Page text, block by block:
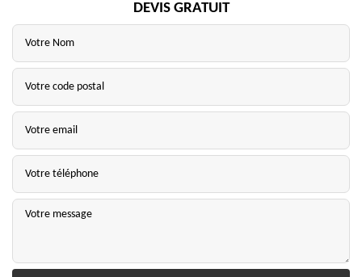
DEVIS GRATUIT